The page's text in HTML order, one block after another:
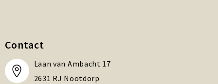
Contact
Laan van Ambacht 17
2631 RJ Nootdorp